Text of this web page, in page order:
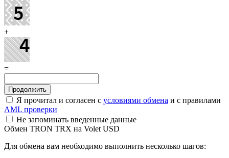
+
=
Я прочитал и согласен с условиями обмена и с правилами
AML проверки
Не запоминать введенные данные
Обмен TRON TRX на Volet USD
Для обмена вам необходимо выполнить несколько шагов: